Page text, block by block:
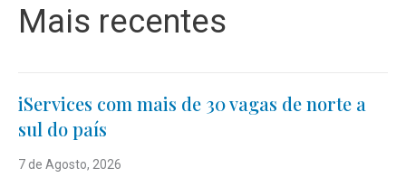
Mais recentes
iServices com mais de 30 vagas de norte a
sul do país
7 de Agosto, 2026